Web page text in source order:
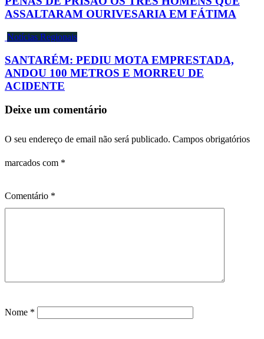
ASSALTARAM OURIVESARIA EM FÁTIMA
Notícias Regionais
SANTARÉM: PEDIU MOTA EMPRESTADA,
ANDOU 100 METROS E MORREU DE
ACIDENTE
Deixe um comentário
O seu endereço de email não será publicado. Campos obrigatórios
marcados com *
Comentário *
Nome *